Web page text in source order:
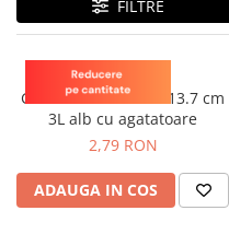
Dovleac
Dovlecel
Mazare
Pepene galben
FILTRE
Teku
Ghiveci rotund 21 x 13.7 cm
3L alb cu agatatoare
2,79 RON
ADAUGA IN COS